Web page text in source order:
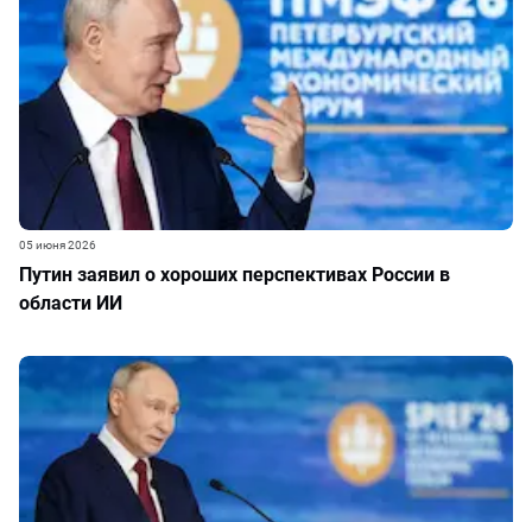
Путин заявил о хороших перспективах России в
области ИИ
05 июня 2026